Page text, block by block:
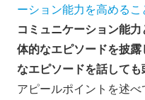
ーション能力を高める
コミュニケーション能
体的なエピソードを披
なエピソードを話しても
アピールポイントを述